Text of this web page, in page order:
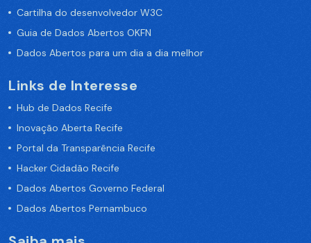
Cartilha do desenvolvedor W3C
Guia de Dados Abertos OKFN
Dados Abertos para um dia a dia melhor
Links de Interesse
Hub de Dados Recife
Inovação Aberta Recife
Portal da Transparência Recife
Hacker Cidadão Recife
Dados Abertos Governo Federal
Dados Abertos Pernambuco